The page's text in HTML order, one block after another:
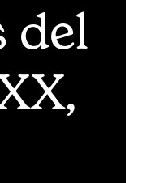
del